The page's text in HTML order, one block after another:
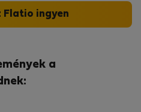
a
Flatio ingyen